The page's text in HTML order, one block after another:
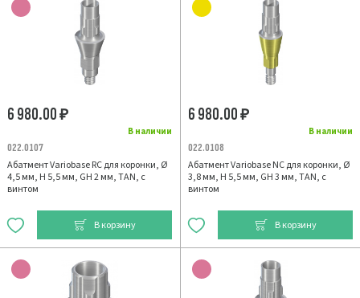
В наличии
6 980.00₽
022.0107
Абатмент Variobase RC для коронки, Ø
4,5 мм, H 5,5 мм, GH 2 мм, TAN, с
винтом
В корзину
В наличии
6 980.00₽
022.0108
Абатмент Variobase NC для коронки, Ø
3,8 мм, H 5,5 мм, GH 3 мм, TAN, с
винтом
В корзину